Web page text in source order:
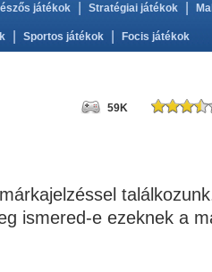
játékok Stratégiai játékok
Sportos játékok Focis játékok
59K
ismered-e ezeknek a